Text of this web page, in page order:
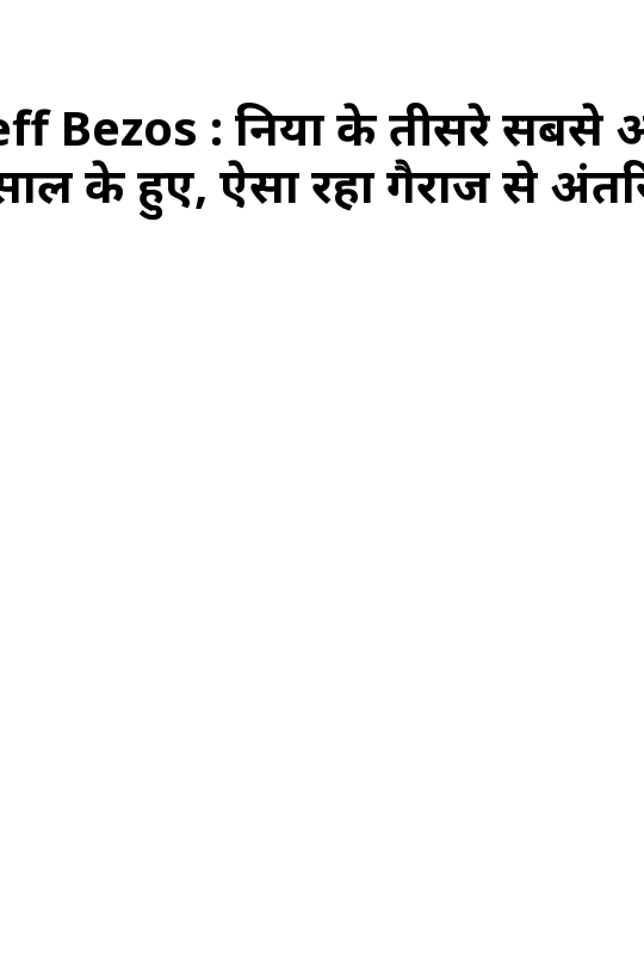
Bezos : दुनिया के तीसरे सबसे
के हुए, ऐसा रहा गैराज से